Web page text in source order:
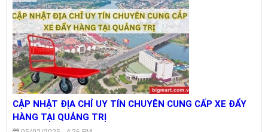
CẬP NHẬT ĐỊA CHỈ UY TÍN CHUYÊN CUNG CẤP XE ĐẨY
HÀNG TẠI QUẢNG TRỊ